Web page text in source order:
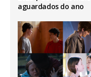
aguardados do ano